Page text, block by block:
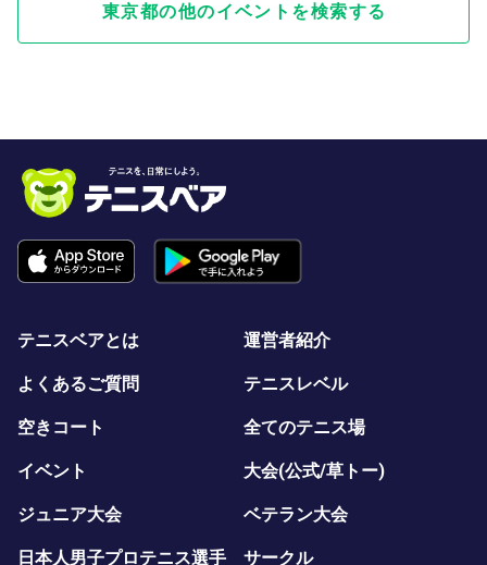
東京都の他のイベントを検索する
テニスベアとは 運営者紹介
よくあるご質問 テニスレベル
空きコート 全てのテニス場
イベント 大会(公式/草トー)
ジュニア大会 ベテラン大会
日本人男子プロテニス選手 サークル